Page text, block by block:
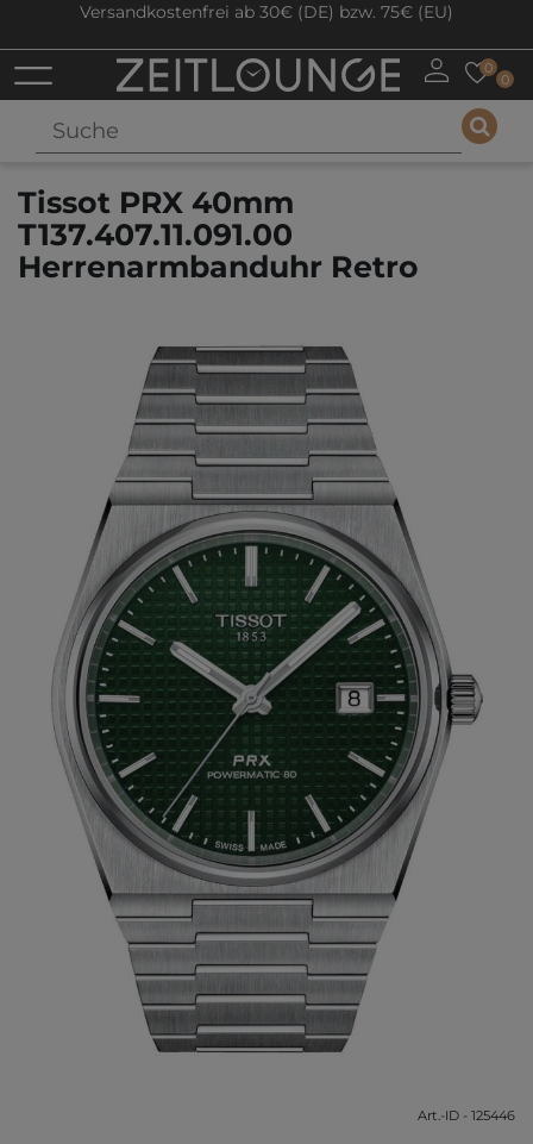
Versandkostenfrei ab 30€ (DE) bzw. 75€ (EU)
0
0
Tissot PRX 40mm
T137.407.11.091.00
Herrenarmbanduhr Retro
Art.-ID - 125446